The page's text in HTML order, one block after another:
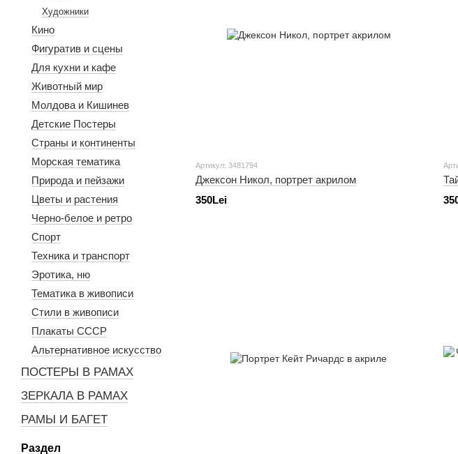
Артикул: 3481794
Джексон Никол, портрет акрилом
350Lei
Художники
Кино
Фигуратив и сцены
Для кухни и кафе
Животный мир
Молдова и Кишинев
Детские Постеры
Страны и континенты
Морская тематика
Природа и пейзажи
Цветы и растения
Черно-белое и ретро
Спорт
Техника и транспорт
Эротика, ню
Тематика в живописи
Стили в живописи
Плакаты СССР
Альтернативное искусство
ПОСТЕРЫ В РАМАХ
ЗЕРКАЛА В РАМАХ
РАМЫ И БАГЕТ
Раздел